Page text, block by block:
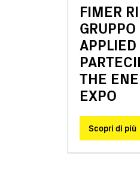
FIMER
THE
EXPO
Scopri di più